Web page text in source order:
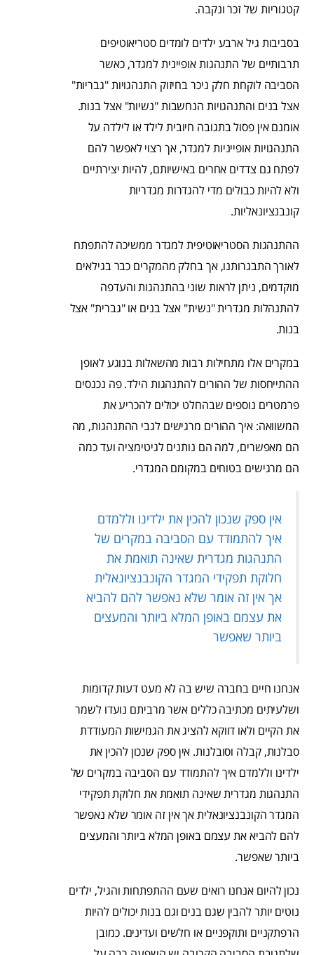
קטגוריות של זכר ונקבה.
בסביבות גיל ארבע ילדים לומדים סטריאוטיפים
תרבותיים של התנהגות אופיינית למגדר, כאשר
הסביבה לוקחת חלק ניכר בחיזוק התנהגויות "גבריות"
אצל בנים והתנהגויות הנחשבות "נשיות" אצל בנות.
אומנם אין פסול בתגובה חיובית לילד או לילדה על
התנהגויות אופייניות למגדר, אך רצוי לאפשר להם
לפתח גם צדדים אחרים באישיותם, להיות יצירתיים
ולא להיות כבולים מדי להגדרות מגדריות
קונבנציונאליות.
ההתנהגות הסטריאוטיפית למגדר ממשיכה להתפתח
לאורך התבגרותנו, אך בחלק מהמקרים כבר בגילאים
מוקדמים, ניתן לראות שוני בהתנהגות והעדפה
להתנהלות מגדרית "נשית" אצל בנים או "גברית" אצל
בנות.
במקרים אלו מתחילות רבות מהשאלות בנוגע לאופן
ההתייחסות של ההורים להתנהגות הילד. פה נכנסים
פרמטרים נוספים שבהחלט יכולים להכריע את
המשוואה: איך ההורים מרגישים לגבי ההתנהגות, מה
הם מאפשרים, למה הם נותנים לגיטימציה ועד כמה
הם מרגישים בטוחים במקומם המגדרי.
אין ספק שנכון להכין את ילדינו וללמדם
איך להתמודד עם הסביבה במקרים של
התנהגות מגדרית שאינה תואמת את
חלוקת תפקידי המגדר הקונבנציונאלית
אך אין זה אומר שלא נאפשר להם להביא
את עצמם באופן המלא ביותר והמעצים
ביותר שאפשר
אנחנו חיים בחברה שיש בה לא מעט דעות קדומות
ושלעיתים מכתיבה כללים אשר מרביתם נועדו לשמר
את הקיים ולאו דווקא להציג את הגמישות המעודדת
סבלנות, קבלה וסובלנות. אין ספק שנכון להכין את
ילדינו וללמדם איך להתמודד עם הסביבה במקרים של
התנהגות מגדרית שאינה תואמת את חלוקת תפקידי
המגדר הקונבנציונאלית אך אין זה אומר שלא נאפשר
להם להביא את עצמם באופן המלא ביותר והמעצים
ביותר שאפשר.
נכון להיום אנחנו רואים שעם ההתפתחות והגיל, ילדים
נוטים יותר להבין שגם בנים וגם בנות יכולים להיות
הרפתקניים ותוקפניים או חלשים ועדינים. כמובן